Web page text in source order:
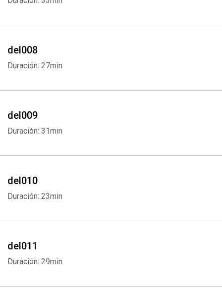
del008
Duración: 27min
del009
Duración: 31min
del010
Duración: 23min
del011
Duración: 29min